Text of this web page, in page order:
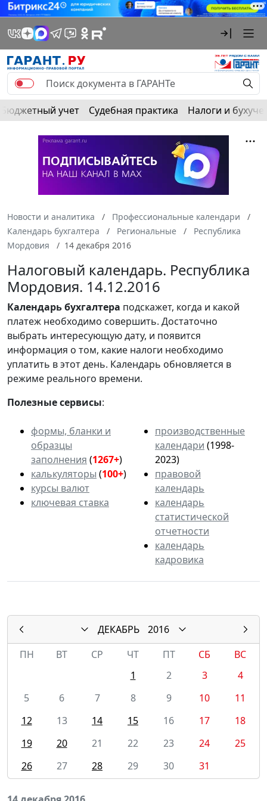
Бюджетный учет Судебная практика Налоги и
Новости и аналитика
Профессиональные календари
Календарь бухгалтера
Региональные
Республика
Мордовия
14 декабря 2016
Налоговый календарь. Республика
Мордовия. 14.12.2016
Календарьбухгалтера подскажет, когда и какой
платеж необходимо совершить. Достаточно
выбрать интересующую дату, и появится
информация о том, какие налоги необходимо
уплатить в этот день. Календарь обновляется в
режиме реального времени.
Полезные сервисы:
формы, бланки и
образцы
заполнения (1267+)
калькуляторы (100+)
курсы валют
ключевая ставка
производственные
календари (1998-
2023)
правовой
календарь
календарь
статистической
отчетности
календарь
кадровика
ДЕКАБРЬ
2016
ПН
ВТ СР ЧТ ПТ СБ
ВС
1
2 3
4
5
6 7 8 9 10
11
12
13 14 15 16 17
18
19
20 21 22 23 24
25
26
27 28 29 30 31